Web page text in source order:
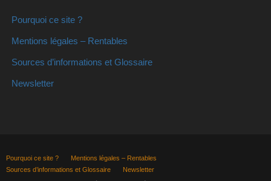
Pourquoi ce site ?
Mentions légales – Rentables
Sources d’informations et Glossaire
Newsletter
Pourquoi ce site ?
Mentions légales – Rentables
Sources d’informations et Glossaire
Newsletter